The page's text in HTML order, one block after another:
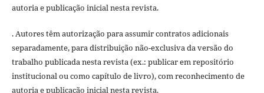
autoria e publicação inicial nesta revista.
. Autores têm autorização para assumir contratos adicionais
separadamente, para distribuição não-exclusiva da versão do
trabalho publicada nesta revista (ex.: publicar em repositório
institucional ou como capítulo de livro), com reconhecimento de
autoria e publicação inicial nesta revista.